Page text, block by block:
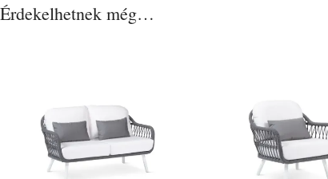
Érdekelhetnek még…